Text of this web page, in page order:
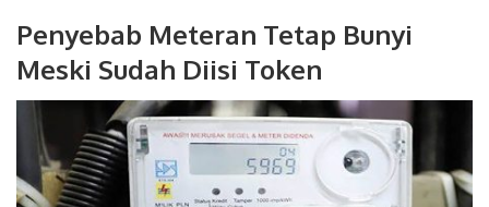
Penyebab Meteran Tetap Bunyi
Meski Sudah Diisi Token